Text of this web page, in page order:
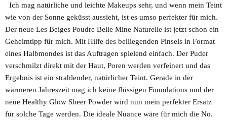
Ich mag natürliche und leichte Makeups sehr, und wenn mein Teint
wie von der Sonne geküsst aussieht, ist es umso perfekter für mich.
Der neue Les Beiges Poudre Belle Mine Naturelle ist jetzt schon ein
Geheimtipp für mich. Mit Hilfe des beiliegenden Pinsels in Format
eines Halbmondes ist das Auftragen spielend einfach. Der Puder
verschmilzt direkt mit der Haut, Poren werden verfeinert und das
Ergebnis ist ein strahlender, natürlicher Teint. Gerade in der
wärmeren Jahreszeit mag ich keine flüssigen Foundations und der
neue Healthy Glow Sheer Powder wird nun mein perfekter Ersatz
für solche Tage werden. Die ideale Nuance wäre für mich die No.